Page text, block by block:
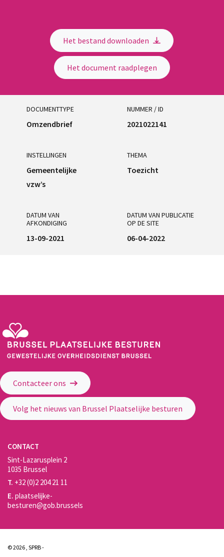
Het bestand downloaden
Het document raadplegen
DOCUMENTTYPE
Omzendbrief
NUMMER / ID
2021022141
INSTELLINGEN
Gemeentelijke
vzw’s
THEMA
Toezicht
DATUM VAN
AFKONDIGING
13-09-2021
DATUM VAN PUBLICATIE
OP DE SITE
06-04-2022
Contacteer ons
Volg het nieuws van Brussel Plaatselijke besturen
CONTACT
Sint-Lazarusplein 2
1035 Brussel
T. +32 (0)2 204 21 11
E. plaatselijke-
besturen@gob.brussels
© 2026 , SPRB -